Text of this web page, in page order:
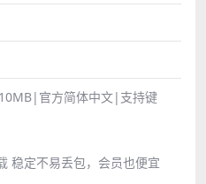
官方简体中文|支持键
稳定不易丢包，会员也便宜